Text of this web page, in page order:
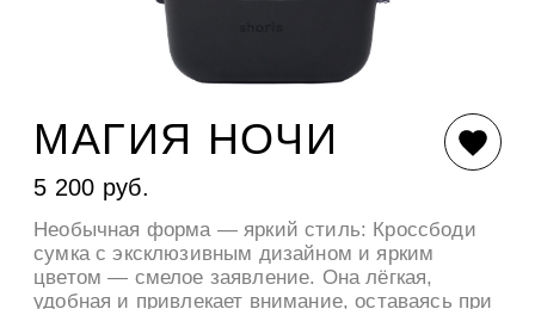
МАГИЯ НОЧИ
5 200 руб.
Необычная форма — яркий стиль: Кроссбоди
сумка с эксклюзивным дизайном и ярким
цветом — смелое заявление. Она лёгкая,
удобная и привлекает внимание, оставаясь при